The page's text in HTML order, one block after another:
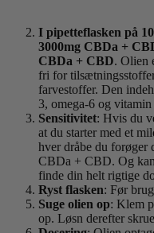
I pipetteflasken på
3000mg CBDa +
CBDa + CBD. Olien
fri for
farvestoffer. Den
3, omega-6 og vitamin
Sensitivitet: Hvis du
at du starter med et
hver dråbe du forøger
CBDa + CBD. Og
finde din helt rigtige
Ryst flasken: Før
Suge olien op: Klem
op. Løsn derefter